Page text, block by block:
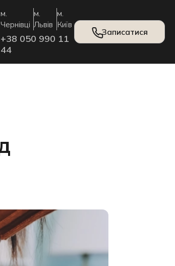
м.
Чернівці
м.
Львів
м.
Київ
+38 050 990 11
44
Записатися